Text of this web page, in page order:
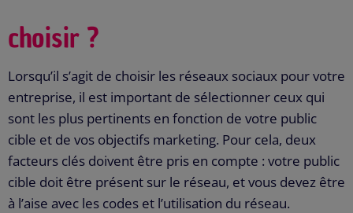
choisir ?
Lorsqu’il s’agit de choisir les réseaux sociaux pour votre
entreprise, il est important de sélectionner ceux qui
sont les plus pertinents en fonction de votre public
cible et de vos objectifs marketing. Pour cela, deux
facteurs clés doivent être pris en compte : votre public
cible doit être présent sur le réseau, et vous devez être
à l’aise avec les codes et l’utilisation du réseau.